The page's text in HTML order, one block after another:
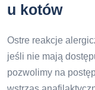
u kotów
Ostre reakcje
jeśli nie mają
pozwolimy na